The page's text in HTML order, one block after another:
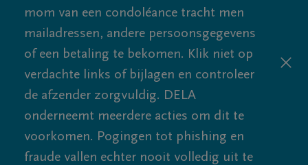
mom van een condoléance tracht men
mailadressen, andere persoonsgegevens
of een betaling te bekomen. Klik niet op
verdachte links of bijlagen en controleer
de afzender zorgvuldig. DELA
onderneemt meerdere acties om dit te
voorkomen. Pogingen tot phishing en
fraude vallen echter nooit volledig uit te